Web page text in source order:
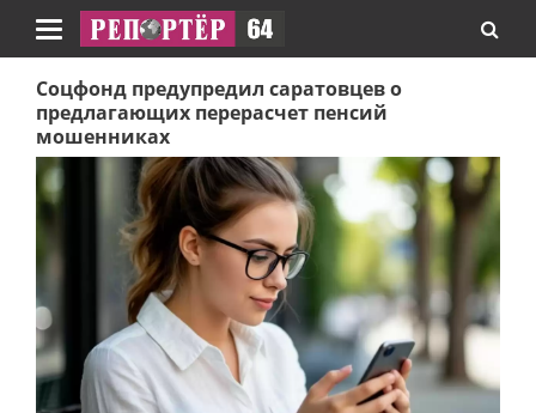
Навигация
Соцфонд предупредил саратовцев о
предлагающих перерасчет пенсий
мошенниках